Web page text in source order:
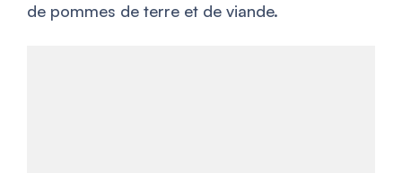
de pommes de terre et de viande.